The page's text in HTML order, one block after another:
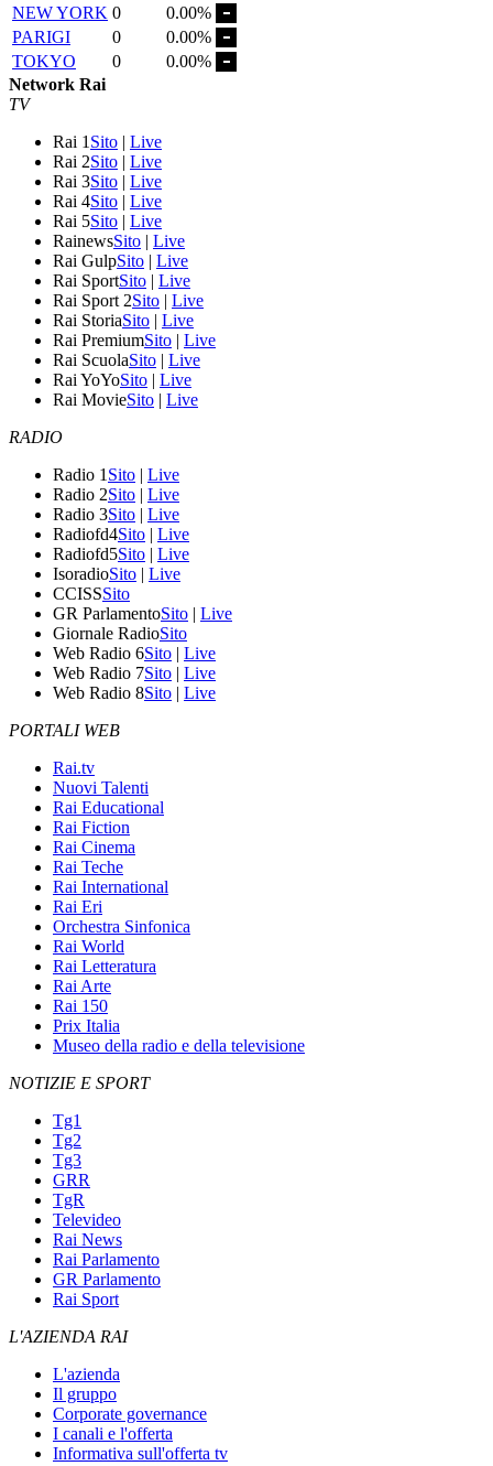
NEW YORK 0
0.00%
PARIGI
0
0.00%
TOKYO
0
0.00%
Network Rai
TV
Rai 1 Sito | Live
Rai 2Sito | Live
Rai 3Sito | Live
Rai 4Sito | Live
Rai 5Sito | Live
RainewsSito | Live
Rai GulpSito | Live
Rai SportSito | Live
Rai Sport 2Sito | Live
Rai StoriaSito | Live
Rai PremiumSito | Live
Rai ScuolaSito | Live
Rai YoYoSito | Live
Rai MovieSito | Live
RADIO
Radio 1 Sito | Live
Radio 2Sito | Live
Radio 3Sito | Live
Radiofd4Sito | Live
Radiofd5Sito | Live
IsoradioSito | Live
CCISSSito
GR ParlamentoSito | Live
Giornale RadioSito
Web Radio 6Sito | Live
Web Radio 7Sito | Live
Web Radio 8Sito | Live
PORTALI WEB
Rai.tv
Nuovi Talenti
Rai Educational
Rai Fiction
Rai Cinema
Rai Teche
Rai International
Rai Eri
Orchestra Sinfonica
Rai World
Rai Letteratura
Rai Arte
Rai 150
Prix Italia
Museo della radio e della televisione
NOTIZIE E SPORT
Tg1
Tg2
Tg3
GRR
TgR
Televideo
Rai News
Rai Parlamento
GR Parlamento
Rai Sport
L'AZIENDA RAI
L'azienda
Il gruppo
Corporate governance
I canali e l'offerta
Informativa sull'offerta tv